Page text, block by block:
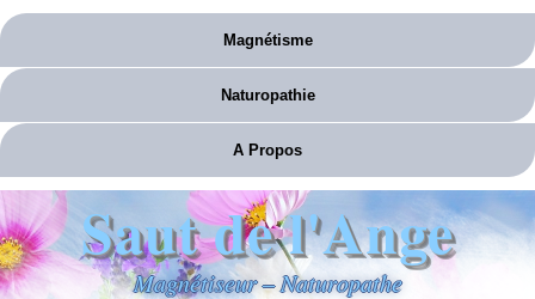
Magnétisme
Naturopathie
A Propos
Saut de l'Ange
Magnétiseur – Naturopathe